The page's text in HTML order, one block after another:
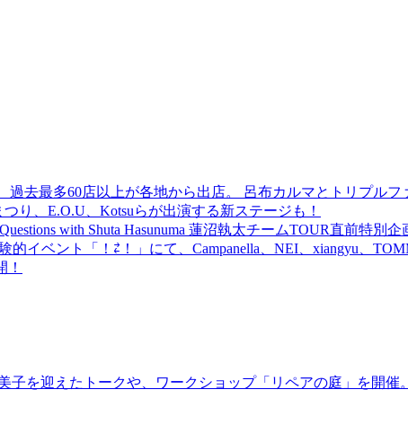
去最多60店以上が各地から出店。 呂布カルマとトリプルフ
り、E.O.U、Kotsuらが出演する新ステージも！
with Shuta Hasunuma 蓮沼執太チームTOUR直前特別
的イベント「！⇄！」にて、Campanella、NEI、xiangyu、
を迎えたトークや、ワークショップ「リペアの庭」を開催。